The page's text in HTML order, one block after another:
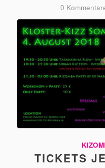
0 /
TICKETS